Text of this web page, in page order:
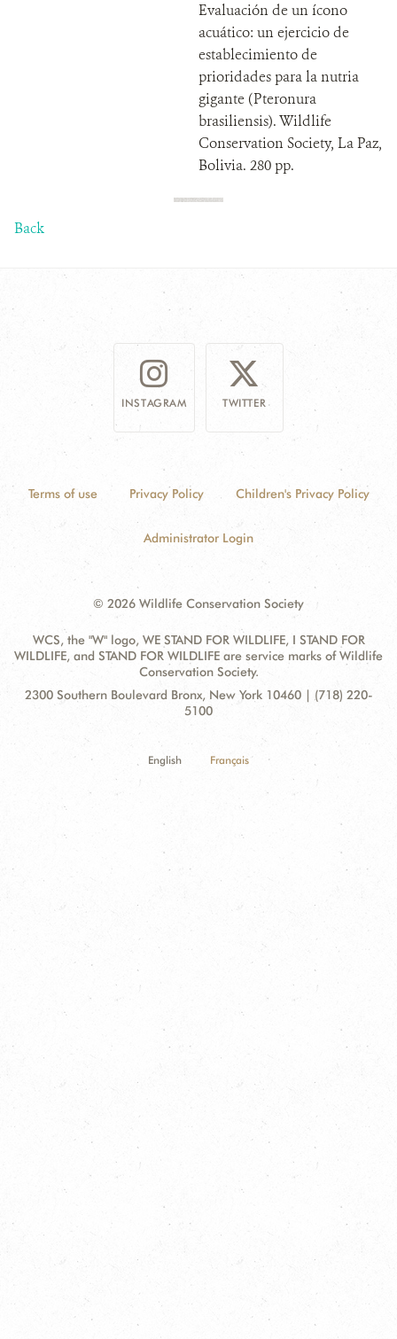
Evaluación de un ícono
acuático: un ejercicio de
establecimiento de
prioridades para la nutria
gigante (Pteronura
brasiliensis). Wildlife
Conservation Society, La Paz,
Bolivia. 280 pp.
Back
INSTAGRAM TWITTER
Terms of use Privacy Policy Children's Privacy Policy
Administrator Login
© 2026 Wildlife Conservation Society
WCS, the "W" logo, WE STAND FOR WILDLIFE, I STAND FOR
WILDLIFE, and STAND FOR WILDLIFE are service marks of Wildlife
Conservation Society.
Contact
Address:
2300 Southern Boulevard Bronx, New York 10460 | (718) 220-
5100
English Français